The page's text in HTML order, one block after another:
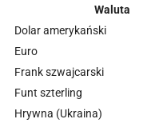
Waluta
Dolar amerykański
Euro
Frank szwajcarski
Funt szterling
Hrywna (Ukraina)